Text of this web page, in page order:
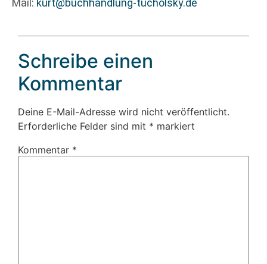
Schreibe einen
Kommentar
Deine E-Mail-Adresse wird nicht veröffentlicht.
Erforderliche Felder sind mit * markiert
Kommentar *